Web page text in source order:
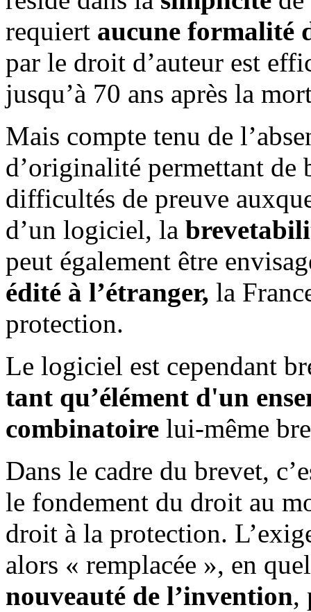
requiert aucune formalité
par le droit d’auteur est
jusqu’à 70 ans après la
Mais compte tenu de
d’originalité permettant de
difficultés de preuve
d’un logiciel, la
peut également être
édité à l’étranger, la
protection.
Le logiciel est cependant
tant qu’élément d'un
combinatoire lui-même
Dans le cadre du brevet,
le fondement du droit au
droit à la protection.
alors « remplacée », en
nouveauté de l’invention,